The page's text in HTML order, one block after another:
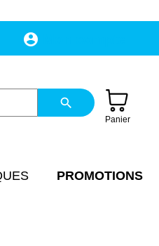
account_circle
search
Panier
PROMOTIONS